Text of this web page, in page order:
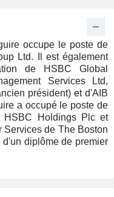
occupe le poste de
Ltd. Il est également
de HSBC Global
Services Ltd,
président) et d'AIB
a occupé le poste de
HSBC Holdings Plc et
de The Boston
diplôme de premier